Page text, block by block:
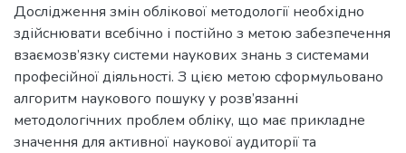
Дослідження змін облікової методології необхідно
здійснювати всебічно і постійно з метою забезпечення
взаємозв’язку системи наукових знань з системами
професійної діяльності. З цією метою сформульовано
алгоритм наукового пошуку у розв’язанні
методологічних проблем обліку, що має прикладне
значення для активної наукової аудиторії та